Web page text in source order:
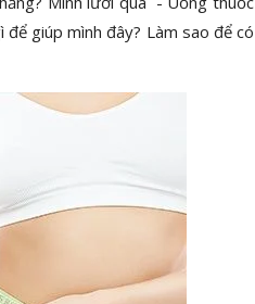
để giúp mình đây? Làm sao để có